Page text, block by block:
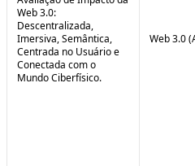
Web 3.0:
Descentralizada,
Imersiva, Semântica,
Centrada no Usuário e
Conectada com o
Mundo Ciberfísico.
Web 3.0